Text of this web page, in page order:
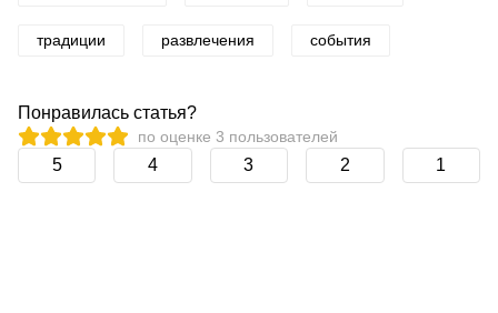
традиции развлечения события
Понравилась статья?
по оценке 3 пользователей
5 4 3 2 1